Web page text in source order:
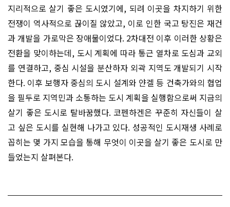
지리적으로 살기 좋은 도시였기에, 되려 이곳을 차지하기 위한
전쟁이 역사적으로 끊이질 않았고, 이로 인한 국고 탕진은 재건
과 개발을 가로막은 장애물이었다. 2차대전 이후 이러한 상황은
전환을 맞이하는데, 도시 계획에 따라 통근 열차로 도심과 교외
를 연결하고, 중심 시설을 분산하자 외곽 지역도 개발되기 시작
한다. 이후 보행자 중심의 도시 설계와 얀겔 등 건축가와의 협업
을 필두로 지역민과 소통하는 도시 계획을 실행함으로써 지금의
살기 좋은 도시로 탈바꿈했다. 코펜하겐은 꾸준히 자신들이 살
고 싶은 도시를 실현해 나가고 있다. 성공적인 도시재생 사례로
꼽히는 몇 가지 모습을 통해 무엇이 이곳을 살기 좋은 도시로 만
들었는지 살펴본다.